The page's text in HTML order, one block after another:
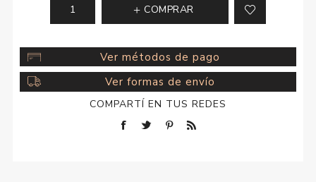
COMPRAR
Ver métodos de pago
Ver formas de envío
COMPARTÍ EN TUS REDES